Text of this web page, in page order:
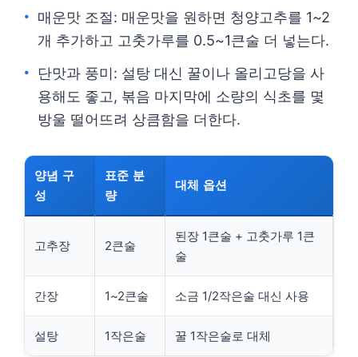
매운맛 조절: 매운맛을 원하면 청양고추를 1~2
개 추가하고 고춧가루를 0.5~1큰술 더 넣는다.
단맛과 풍미: 설탕 대신 꿀이나 올리고당을 사
용해도 좋고, 볶음 마지막에 소량의 식초를 몇
방울 떨어뜨려 상큼함을 더한다.
양념 구
성
표준 분
량
대체 옵션
고추장 2큰술
된장 1큰술 + 고춧가루 1큰
술
간장 1~2큰술 소금 1/2작은술 대신 사용
설탕 1작은술 꿀 1작은술로 대체